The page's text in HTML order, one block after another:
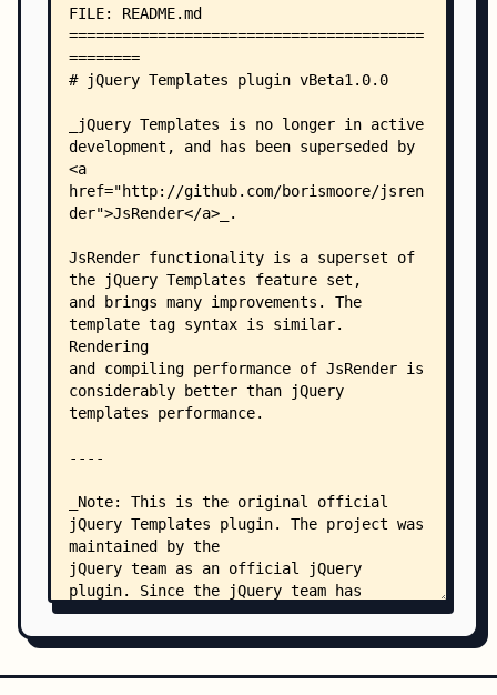
    │   │       ├── movies1.html
    │   │       ├── movies2.html
    │   │       └── movies3.html
    │   ├── resources/
    │   │   ├── movielist.css
    │   │   └── syntaxhighlighter.css
    │   ├── samplesCore/
    │   │   ├── basic.html
    │   │   ├── composition.html
    │   │   ├── each.html
    │   │   ├── parameters.html
    │   │   └── Interactive/
    │   │       ├── tabsTmpl.html
    │   │       ├── tabsWrap.html
    │   │       ├── tabsWrapImperative.html
    │   │       ├── tabsWrapNested.html
    │   │       ├── treeView.html
    │   │           ├── tabs.css
    │   ├── samplesTmplPlus/
    │   │   ├── basic.html
    │   │   ├── composition.html
    │   │   └── parameters.html
    │   └── step-by-step/
    │       ├── 0_tmpl-read-only/
    │       │   ├── 0_local-data-source.html
    │       │   ├── 1_remote-data-source.html